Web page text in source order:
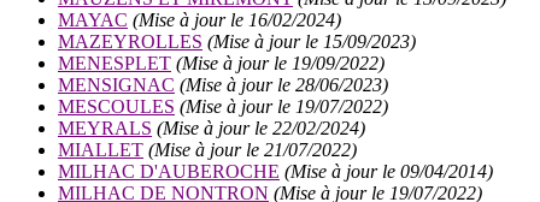
MAYAC (Mise à jour le 16/02/2024)
MAZEYROLLES (Mise à jour le 15/09/2023)
MENESPLET (Mise à jour le 19/09/2022)
MENSIGNAC (Mise à jour le 28/06/2023)
MESCOULES (Mise à jour le 19/07/2022)
MEYRALS (Mise à jour le 22/02/2024)
MIALLET (Mise à jour le 21/07/2022)
MILHAC D'AUBEROCHE (Mise à jour le 09/04/2014)
MILHAC DE NONTRON (Mise à jour le 19/07/2022)